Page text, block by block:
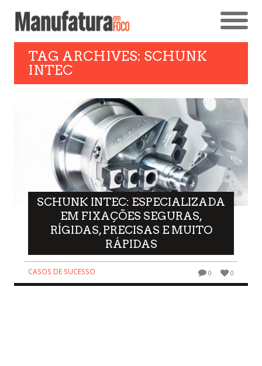
TAG ARCHIVES: SCHUNK
INTEC
SCHUNK INTEC: ESPECIALIZADA
EM FIXAÇÕES SEGURAS,
RÍGIDAS, PRECISAS E MUITO
RÁPIDAS
CASOS DE SUCESSO 0 0